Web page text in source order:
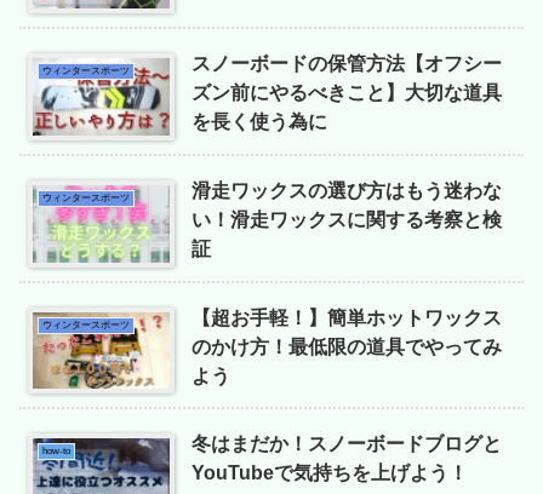
ウィンタースポーツ
スノーボードの保管方法【オフシー
ズン前にやるべきこと】大切な道具
を長く使う為に
ウィンタースポーツ
滑走ワックスの選び方はもう迷わな
い！滑走ワックスに関する考察と検
証
ウィンタースポーツ
【超お手軽！】簡単ホットワックス
のかけ方！最低限の道具でやってみ
よう
how-to
冬はまだか！スノーボードブログと
YouTubeで気持ちを上げよう！